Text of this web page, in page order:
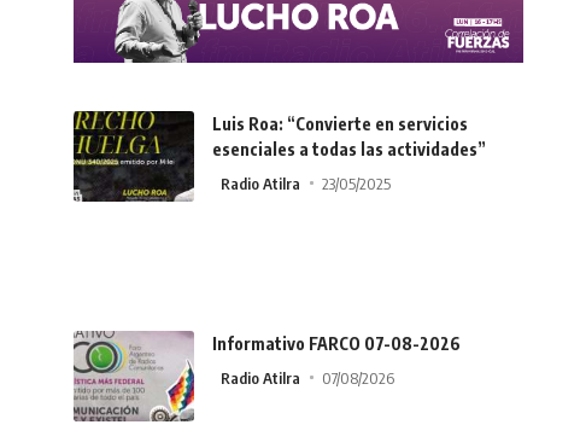
Luis Roa: “Convierte en servicios
esenciales a todas las actividades”
Radio Atilra 23/05/2025
Informativo FARCO 07-08-2026
Radio Atilra 07/08/2026